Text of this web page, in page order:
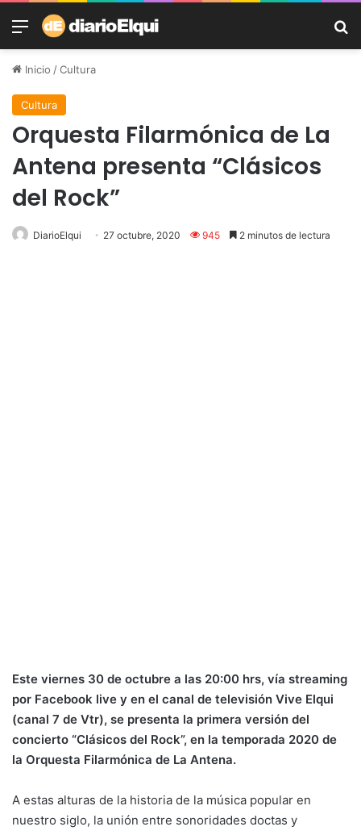
Menú
Inicio /Cultura
Cultura
Orquesta Filarmónica de La
Antena presenta “Clásicos
del Rock”
DiarioElqui 27 octubre, 2020 945 2 minutos de lectura
Este viernes 30 de octubre a las 20:00 hrs, vía streaming
por Facebook live y en el canal de televisión Vive Elqui
(canal 7 de Vtr), se presenta la primera versión del
concierto “Clásicos del Rock”, en la temporada 2020 de
la Orquesta Filarmónica de La Antena.
A estas alturas de la historia de la música popular en
nuestro siglo, la unión entre sonoridades doctas y